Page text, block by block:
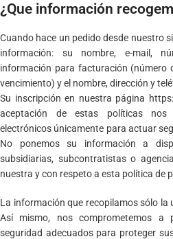
¿Que información
Cuando hace un pedido desde nuestro
información: su nombre, e-mail,
información para facturación (número
vencimiento) y el nombre, dirección y
Su inscripción en nuestra página
aceptación de estas políticas
electrónicos únicamente para actuar
No ponemos su información a
subsidiarias, subcontratistas o
nuestra y con respeto a esta política de
La información que recopilamos sólo
Así mismo, nos comprometemos a
seguridad adecuados para proteger